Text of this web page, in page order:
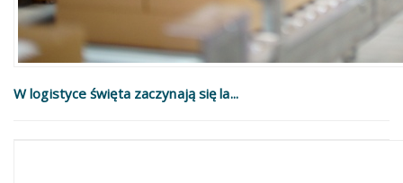
W logistyce święta zaczynają się la...